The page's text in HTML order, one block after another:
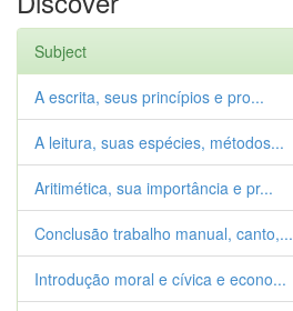
Subject
A escrita, seus princípios e pro...
A leitura, suas espécies, métodos...
Aritimética, sua importância e pr...
Conclusão trabalho manual, canto,...
Introdução moral e cívica e econo...